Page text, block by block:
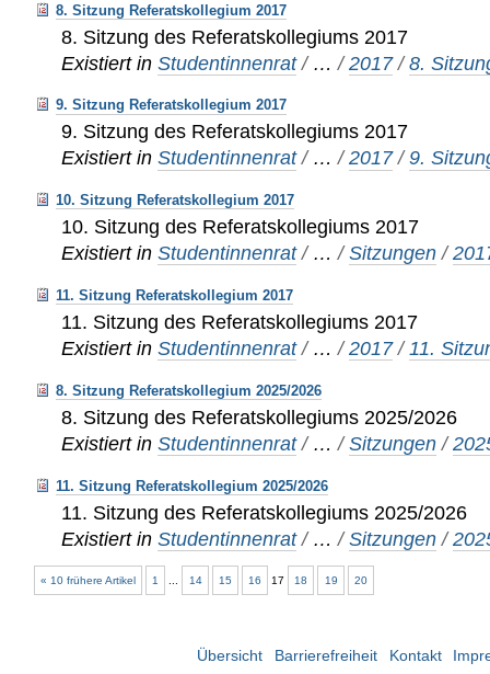
8. Sitzung Referatskollegium 2017
8. Sitzung des Referatskollegiums 2017
Existiert in Studentinnenrat / …/2017 /8.
9. Sitzung Referatskollegium 2017
9. Sitzung des Referatskollegiums 2017
Existiert in Studentinnenrat / …/2017 /9.
10. Sitzung Referatskollegium 2017
10. Sitzung des Referatskollegiums 2017
Existiert in Studentinnenrat / …/Sitzungen /
11. Sitzung Referatskollegium 2017
11. Sitzung des Referatskollegiums 2017
Existiert in Studentinnenrat / …/2017 / 11.
8. Sitzung Referatskollegium 2025/2026
8. Sitzung des Referatskollegiums 2025/2026
Existiert in Studentinnenrat / …/Sitzungen /
11. Sitzung Referatskollegium 2025/2026
11. Sitzung des Referatskollegiums 2025/2026
Existiert in Studentinnenrat / …/Sitzungen /
« 10 frühere Artikel 1 14 15 16 17 18 19 20
Übersicht Barrierefreiheit Kontakt